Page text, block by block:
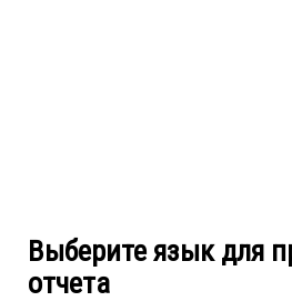
Выберите язык для
отчета